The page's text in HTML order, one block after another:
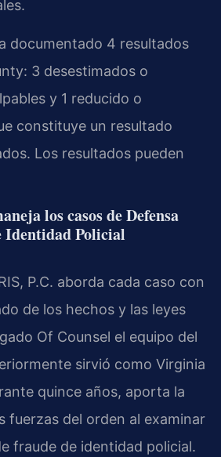
documentado 4 resultados
3 desestimados o
y 1 reducido o
constituye un resultado
Los resultados pueden
los casos de Defensa
Identidad Policial
P.C. aborda cada caso con
de los hechos y las leyes
Of Counsel el equipo del
sirvió como Virginia
quince años, aporta la
fuerzas del orden al examinar
fraude de identidad policial.